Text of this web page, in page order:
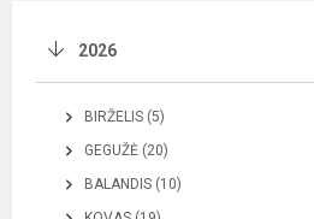
2026
BIRŽELIS (5)
GEGUŽĖ (20)
BALANDIS (10)